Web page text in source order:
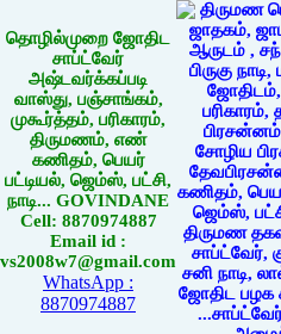
தொழில்முறை ஜோதிட
சாப்ட்வேர்
அஷ்டவர்க்கப்படி
வாஸ்து, பஞ்சாங்கம்,
முகூர்த்தம், பரிகாரம்,
திருமணம், எண்
கணிதம், பெயர்
பட்டியல், ஜெம்ஸ், பட்சி,
நாடி... GOVINDANE
Cell: 8870974887
Email id :
vs2008w7@gmail.com
WhatsApp :
8870974887